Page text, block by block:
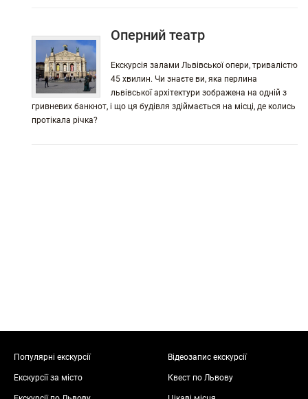
Оперний театр
Екскурсія залами Львівської опери, тривалістю
45 хвилин. Чи знаєте ви, яка перлина
львівської архітектури зображена на одній з
гривневих банкнот, і що ця будівля здіймається на місці, де колись
протікала річка?
Популярні екскурсії
Екскурсії за місто
Відеозапис екскурсії
Квест по Львову